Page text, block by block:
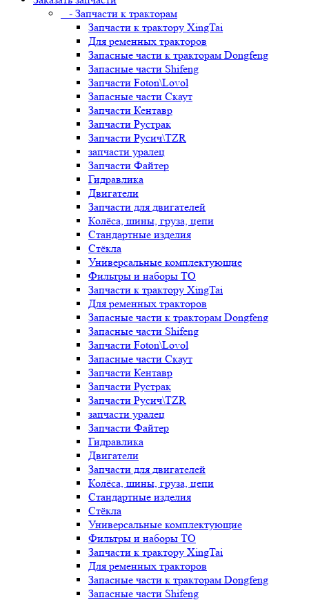
- Запчасти к тракторам
Запчасти к трактору XingTai
Для ременных тракторов
Запасные части к тракторам Dongfeng
Запасные части Shifeng
Запчасти Foton\Lovol
Запасные части Скаут
Запчасти Кентавр
Запчасти Рустрак
Запчасти Русич\TZR
запчасти уралец
Запчасти Файтер
Гидравлика
Двигатели
Запчасти для двигателей
Колёса, шины, груза, цепи
Стандартные изделия
Стёкла
Универсальные комплектующие
Фильтры и наборы ТО
Запчасти к трактору XingTai
Для ременных тракторов
Запасные части к тракторам Dongfeng
Запасные части Shifeng
Запчасти Foton\Lovol
Запасные части Скаут
Запчасти Кентавр
Запчасти Рустрак
Запчасти Русич\TZR
запчасти уралец
Запчасти Файтер
Гидравлика
Двигатели
Запчасти для двигателей
Колёса, шины, груза, цепи
Стандартные изделия
Стёкла
Универсальные комплектующие
Фильтры и наборы ТО
Запчасти к трактору XingTai
Для ременных тракторов
Запасные части к тракторам Dongfeng
Запасные части Shifeng